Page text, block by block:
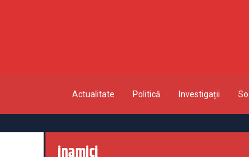
Actualitate Politică Investigații